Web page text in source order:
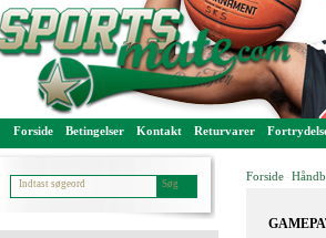
Forside Betingelser Kontakt Returvarer
Forside